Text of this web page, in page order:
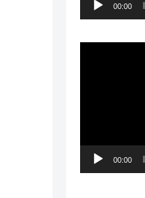
00:00
00:00